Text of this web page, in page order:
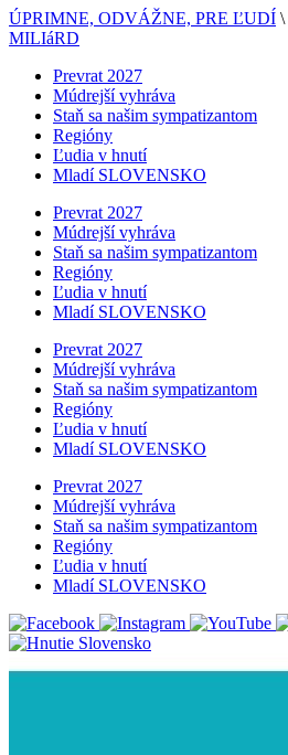
ÚPRIMNE, ODVÁŽNE, PRE ĽUDÍ \
MILIáRD
Prevrat 2027
Múdrejší vyhráva
Staň sa našim sympatizantom
Regióny
Ľudia v hnutí
Mladí SLOVENSKO
Prevrat 2027
Múdrejší vyhráva
Staň sa našim sympatizantom
Regióny
Ľudia v hnutí
Mladí SLOVENSKO
Prevrat 2027
Múdrejší vyhráva
Staň sa našim sympatizantom
Regióny
Ľudia v hnutí
Mladí SLOVENSKO
Prevrat 2027
Múdrejší vyhráva
Staň sa našim sympatizantom
Regióny
Ľudia v hnutí
Mladí SLOVENSKO